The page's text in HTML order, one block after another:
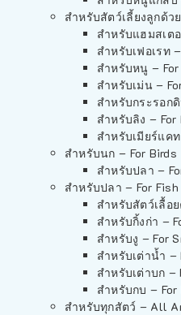
สำหรับสัตว์เลี้ยงลูกด้ว
สำหรับแฮมสเต
สำหรับเฟอเรท
สำหรับหนู –
สำหรับเม่น –
สำหรับกระรอก
สำหรับลิง – For
สำหรับเมียร์แค
สำหรับนก – For Birds
สำหรับปลา –
สำหรับปลา – For Fish
สำหรับสัตว์เลื้อ
สำหรับกิ้งก่า –
สำหรับงู – For
สำหรับเต่าน้ำ –
สำหรับเต่าบก –
สำหรับกบ – For
สำหรับทุกสัตว์ – All